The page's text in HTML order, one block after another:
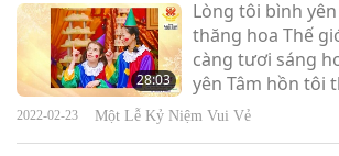
28:03
Lòng tôi bình
thăng hoa Thế
càng tươi sáng
yên Tâm hồn tôi
giới đang ngày
2022-02-23 Một Lễ Kỷ Niệm Vui Vẻ